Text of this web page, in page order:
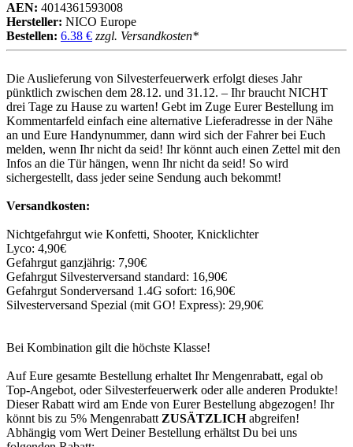
AEN: 4014361593008
Hersteller: NICO Europe
Bestellen: 6.38 € zzgl. Versandkosten*
Die Auslieferung von Silvesterfeuerwerk erfolgt dieses Jahr
pünktlich zwischen dem 28.12. und 31.12. – Ihr braucht NICHT
drei Tage zu Hause zu warten! Gebt im Zuge Eurer Bestellung im
Kommentarfeld einfach eine alternative Lieferadresse in der Nähe
an und Eure Handynummer, dann wird sich der Fahrer bei Euch
melden, wenn Ihr nicht da seid! Ihr könnt auch einen Zettel mit den
Infos an die Tür hängen, wenn Ihr nicht da seid! So wird
sichergestellt, dass jeder seine Sendung auch bekommt!
Versandkosten:
Nichtgefahrgut wie Konfetti, Shooter, Knicklichter
Lyco: 4,90€
Gefahrgut ganzjährig: 7,90€
Gefahrgut Silvesterversand standard: 16,90€
Gefahrgut Sonderversand 1.4G sofort: 16,90€
Silvesterversand Spezial (mit GO! Express): 29,90€
Bei Kombination gilt die höchste Klasse!
Auf Eure gesamte Bestellung erhaltet Ihr Mengenrabatt, egal ob
Top-Angebot, oder Silvesterfeuerwerk oder alle anderen Produkte!
Dieser Rabatt wird am Ende von Eurer Bestellung abgezogen! Ihr
könnt bis zu 5% Mengenrabatt ZUSÄTZLICHabgreifen!
Abhängig vom Wert Deiner Bestellung erhältst Du bei uns